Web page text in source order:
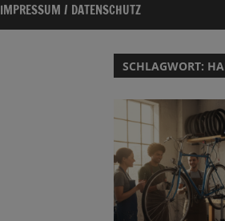
IMPRESSUM / DATENSCHUTZ
SCHLAGWORT: